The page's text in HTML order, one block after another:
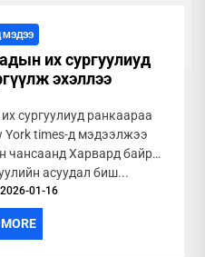
МЭДЭЭ
их сургуулиуд
эхэллээ
сургуулиуд ранкаараа
York times-д мэдээлжээ
чансаанд Харвард байр
асуудал биш...
2026-01-16